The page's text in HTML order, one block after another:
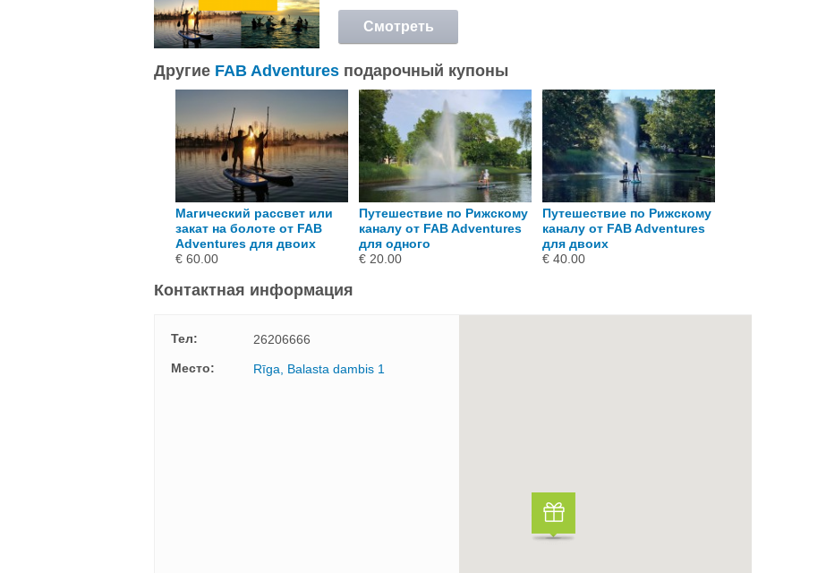
Смотреть
Другие FAB Adventures подарочный купоны
Магический рассвет или
закат на болоте от FAB
Adventures для двоих
€ 60.00
Путешествие по Рижскому
каналу от FAB Adventures
для одного
€ 20.00
Путешествие по Рижскому
каналу от FAB Adventures
для двоих
€ 40.00
Контактная информация
Тел:
26206666
Mесто:
Rīga, Balasta dambis 1